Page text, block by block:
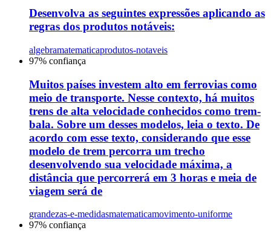
Desenvolva as seguintes expressões aplicando as
regras dos produtos notáveis:
algebramatematicaprodutos-notaveis
97% confiança
Muitos países investem alto em ferrovias como
meio de transporte. Nesse contexto, há muitos
trens de alta velocidade conhecidos como trem-
bala. Sobre um desses modelos, leia o texto. De
acordo com esse texto, considerando que esse
modelo de trem percorra um trecho
desenvolvendo sua velocidade máxima, a
distância que percorrerá em 3 horas e meia de
viagem será de
grandezas-e-medidasmatematicamovimento-uniforme
97% confiança